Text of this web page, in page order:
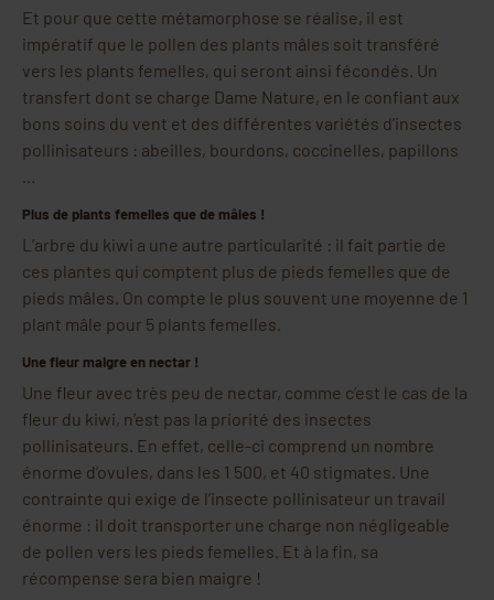
Et pour que cette métamorphose se réalise, il est
impératif que le pollen des plants mâles soit transféré
vers les plants femelles, qui seront ainsi fécondés. Un
transfert dont se charge Dame Nature, en le confiant aux
bons soins du vent et des différentes variétés d’insectes
pollinisateurs : abeilles, bourdons, coccinelles, papillons
...
Plus de plants femelles que de mâles !
L’arbre du kiwi a une autre particularité : il fait partie de
ces plantes qui comptent plus de pieds femelles que de
pieds mâles. On compte le plus souvent une moyenne de 1
plant mâle pour 5 plants femelles.
Une fleur maigre en nectar !
Une fleur avec très peu de nectar, comme c’est le cas de la
fleur du kiwi, n’est pas la priorité des insectes
pollinisateurs. En effet, celle-ci comprend un nombre
énorme d’ovules, dans les 1 500, et 40 stigmates. Une
contrainte qui exige de l’insecte pollinisateur un travail
énorme : il doit transporter une charge non négligeable
de pollen vers les pieds femelles. Et à la fin, sa
récompense sera bien maigre !